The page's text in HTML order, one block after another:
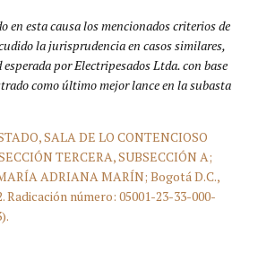
en esta causa los mencionados criterios de
la jurisprudencia en casos similares,
por Electripesados Ltda. con base
como último mejor lance en la subasta
SALA DE LO CONTENCIOSO
TERCERA, SUBSECCIÓN A;
ADRIANA MARÍN; Bogotá D.C.,
Radicación número: 05001-23-33-000-